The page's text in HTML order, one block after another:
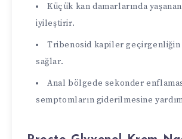
Küçük kan damarlarında
iyileştirir.
Tribenosid kapiler geçirgenliğin
sağlar.
Anal bölgede sekonder
semptomların giderilmesine